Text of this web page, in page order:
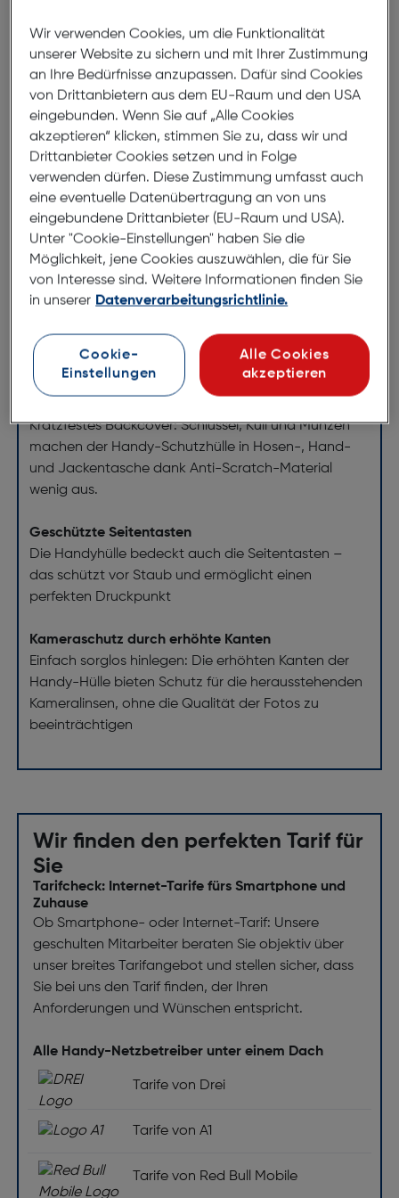
Hama Back Cover Always Clear
Xiaomi Redmi 13
ArtNr.: 180004582
Schutz, der kaum zu sehen ist!
Mit der Handyhülle "Always Clear" ist Ihr Xiaomi
Redmi 13 bestens geschützt. Das Backcover lenkt
nicht vom Smartphone-Design ab und bringt
trotzdem alles mit, was guter Handyschutz braucht.
Anti-Gelbstich
Durchsichtige Handy-Hülle ohne Vergilben: lange
Materialzusammensetzung das gelbliche Verfärben
verhindert.
Kratzfestes Backcover: Schlüssel, Kuli und Münzen
machen der Handy-Schutzhülle in Hosen-, Hand-
und Jackentasche dank Anti-Scratch-Material
wenig aus.
Geschützte Seitentasten
Die Handyhülle bedeckt auch die Seitentasten –
das schützt vor Staub und ermöglicht einen
perfekten Druckpunkt
Kameraschutz durch erhöhte Kanten
Einfach sorglos hinlegen: Die erhöhten Kanten der
Handy-Hülle bieten Schutz für die herausstehenden
Kameralinsen, ohne die Qualität der Fotos zu
beeinträchtigen
Wir finden den perfekten Tarif für
Sie
Tarifcheck: Internet-Tarife fürs Smartphone und
Zuhause
Ob Smartphone- oder Internet-Tarif: Unsere
geschulten Mitarbeiter beraten Sie objektiv über
unser breites Tarifangebot und stellen sicher, dass
Sie bei uns den Tarif finden, der Ihren
Anforderungen und Wünschen entspricht.
Alle Handy-Netzbetreiber unter einem Dach
Tarife von Drei
Tarife von A1
Tarife von Red Bull Mobile
Wir verwenden Cookies, um die Funktionalität
unserer Website zu sichern und mit Ihrer Zustimmung
an Ihre Bedürfnisse anzupassen. Dafür sind Cookies
von Drittanbietern aus dem EU-Raum und den USA
eingebunden. Wenn Sie auf „Alle Cookies
akzeptieren“ klicken, stimmen Sie zu, dass wir und
Drittanbieter Cookies setzen und in Folge
verwenden dürfen. Diese Zustimmung umfasst auch
eine eventuelle Datenübertragung an von uns
eingebundene Drittanbieter (EU-Raum und USA).
Unter "Cookie-Einstellungen" haben Sie die
Möglichkeit, jene Cookies auszuwählen, die für Sie
von Interesse sind. Weitere Informationen finden Sie
in unserer Datenverarbeitungsrichtlinie.
Cookie-
Einstellungen
Alle Cookies
akzeptieren